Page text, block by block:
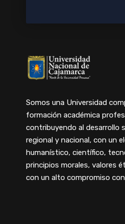
Somos una Universidad
formación académica
contribuyendo al desarrollo
regional y nacional, con un
humanístico, científico,
principios morales, valores
con un alto compromiso